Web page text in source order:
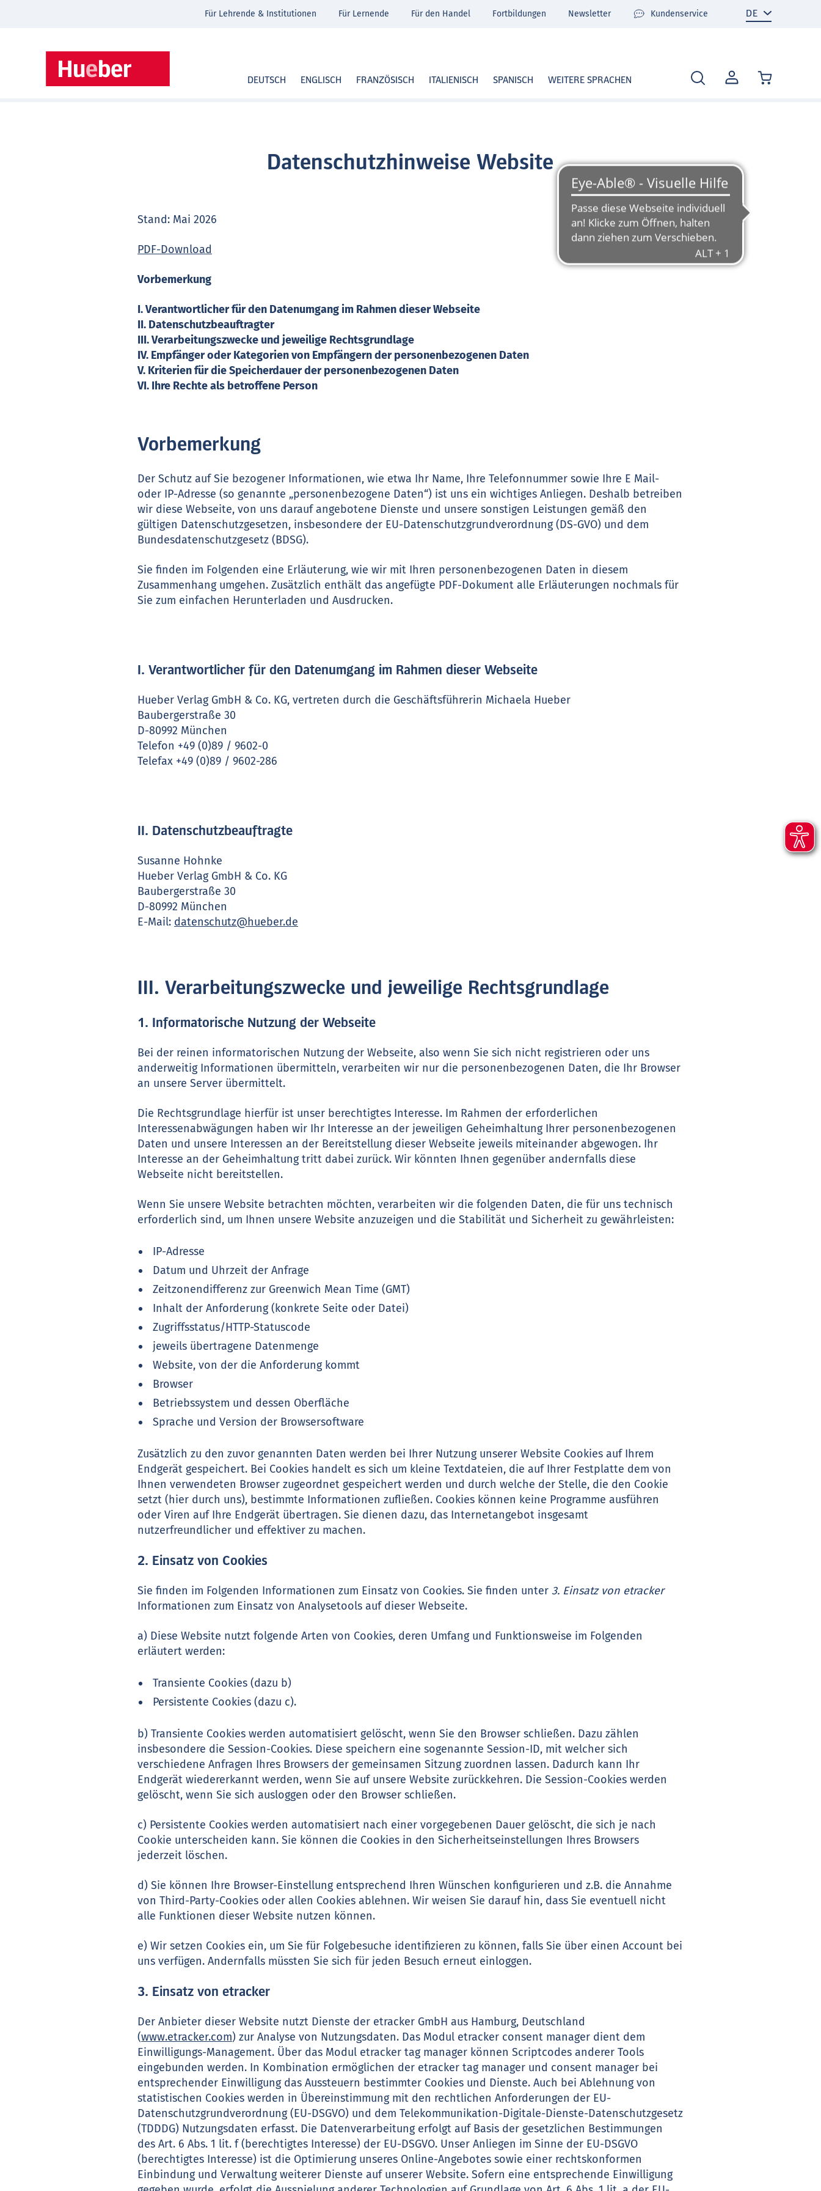
MEIN
KONTO
DEUTSCH ENGLISCH FRANZÖSISCH ITALIENISCH SPANISCH WEITERE SPRACHEN
Für Lehrende & Institutionen Für Lernende Für den Handel Fortbildungen Newsletter Kundenservice
Datenschutzhinweise Website
Stand: Mai 2026
PDF-Download
Vorbemerkung
I. Verantwortlicher für den Datenumgang im Rahmen dieser Webseite
II. Datenschutzbeauftragter
III. Verarbeitungszwecke und jeweilige Rechtsgrundlage
IV. Empfänger oder Kategorien von Empfängern der personenbezogenen Daten
V. Kriterien für die Speicherdauer der personenbezogenen Daten
VI. Ihre Rechte als betroffene Person
Vorbemerkung
Der Schutz auf Sie bezogener Informationen, wie etwa Ihr Name, Ihre Telefonnummer sowie Ihre E Mail-
oder IP-Adresse (so genannte „personenbezogene Daten“) ist uns ein wichtiges Anliegen. Deshalb betreiben
wir diese Webseite, von uns darauf angebotene Dienste und unsere sonstigen Leistungen gemäß den
gültigen Datenschutzgesetzen, insbesondere der EU-Datenschutzgrundverordnung (DS-GVO) und dem
Bundesdatenschutzgesetz (BDSG).
Sie finden im Folgenden eine Erläuterung, wie wir mit Ihren personenbezogenen Daten in diesem
Zusammenhang umgehen. Zusätzlich enthält das angefügte PDF-Dokument alle Erläuterungen nochmals für
Sie zum einfachen Herunterladen und Ausdrucken.
I. Verantwortlicher für den Datenumgang im Rahmen dieser Webseite
Hueber Verlag GmbH & Co. KG, vertreten durch die Geschäftsführerin Michaela Hueber
Baubergerstraße 30
D-80992 München
Telefon +49 (0)89 / 9602-0
Telefax +49 (0)89 / 9602-286
II. Datenschutzbeauftragte
Susanne Hohnke
Hueber Verlag GmbH & Co. KG
Baubergerstraße 30
D-80992 München
E-Mail: datenschutz@hueber.de
III. Verarbeitungszwecke und jeweilige Rechtsgrundlage
1. Informatorische Nutzung der Webseite
Bei der reinen informatorischen Nutzung der Webseite, also wenn Sie sich nicht registrieren oder uns
anderweitig Informationen übermitteln, verarbeiten wir nur die personenbezogenen Daten, die Ihr Browser
an unsere Server übermittelt.
Die Rechtsgrundlage hierfür ist unser berechtigtes Interesse. Im Rahmen der erforderlichen
Interessenabwägungen haben wir Ihr Interesse an der jeweiligen Geheimhaltung Ihrer personenbezogenen
Daten und unsere Interessen an der Bereitstellung dieser Webseite jeweils miteinander abgewogen. Ihr
Interesse an der Geheimhaltung tritt dabei zurück. Wir könnten Ihnen gegenüber andernfalls diese
Webseite nicht bereitstellen.
Wenn Sie unsere Website betrachten möchten, verarbeiten wir die folgenden Daten, die für uns technisch
erforderlich sind, um Ihnen unsere Website anzuzeigen und die Stabilität und Sicherheit zu gewährleisten:
IP-Adresse
Datum und Uhrzeit der Anfrage
Zeitzonendifferenz zur Greenwich Mean Time (GMT)
Inhalt der Anforderung (konkrete Seite oder Datei)
Zugriffsstatus/HTTP-Statuscode
jeweils übertragene Datenmenge
Website, von der die Anforderung kommt
Browser
Betriebssystem und dessen Oberfläche
Sprache und Version der Browsersoftware
Zusätzlich zu den zuvor genannten Daten werden bei Ihrer Nutzung unserer Website Cookies auf Ihrem
Endgerät gespeichert. Bei Cookies handelt es sich um kleine Textdateien, die auf Ihrer Festplatte dem von
Ihnen verwendeten Browser zugeordnet gespeichert werden und durch welche der Stelle, die den Cookie
setzt (hier durch uns), bestimmte Informationen zufließen. Cookies können keine Programme ausführen
oder Viren auf Ihre Endgerät übertragen. Sie dienen dazu, das Internetangebot insgesamt
nutzerfreundlicher und effektiver zu machen.
2. Einsatz von Cookies
Sie finden im Folgenden Informationen zum Einsatz von Cookies. Sie finden unter3. Einsatz von etracker
Informationen zum Einsatz von Analysetools auf dieser Webseite.
a) Diese Website nutzt folgende Arten von Cookies, deren Umfang und Funktionsweise im Folgenden
erläutert werden:
Transiente Cookies (dazu b)
Persistente Cookies (dazu c).
b) Transiente Cookies werden automatisiert gelöscht, wenn Sie den Browser schließen. Dazu zählen
insbesondere die Session-Cookies. Diese speichern eine sogenannte Session-ID, mit welcher sich
verschiedene Anfragen Ihres Browsers der gemeinsamen Sitzung zuordnen lassen. Dadurch kann Ihr
Endgerät wiedererkannt werden, wenn Sie auf unsere Website zurückkehren. Die Session-Cookies werden
gelöscht, wenn Sie sich ausloggen oder den Browser schließen.
c) Persistente Cookies werden automatisiert nach einer vorgegebenen Dauer gelöscht, die sich je nach
Cookie unterscheiden kann. Sie können die Cookies in den Sicherheitseinstellungen Ihres Browsers
jederzeit löschen.
d) Sie können Ihre Browser-Einstellung entsprechend Ihren Wünschen konfigurieren und z.B. die Annahme
von Third-Party-Cookies oder allen Cookies ablehnen. Wir weisen Sie darauf hin, dass Sie eventuell nicht
alle Funktionen dieser Website nutzen können.
e) Wir setzen Cookies ein, um Sie für Folgebesuche identifizieren zu können, falls Sie über einen Account bei
uns verfügen. Andernfalls müssten Sie sich für jeden Besuch erneut einloggen.
3. Einsatz von etracker
Der Anbieter dieser Website nutzt Dienste der etracker GmbH aus Hamburg, Deutschland
(www.etracker.com) zur Analyse von Nutzungsdaten. Das Modul etracker consent manager dient dem
Einwilligungs-Management. Über das Modul etracker tag manager können Scriptcodes anderer Tools
eingebunden werden. In Kombination ermöglichen der etracker tag manager und consent manager bei
entsprechender Einwilligung das Aussteuern bestimmter Cookies und Dienste. Auch bei Ablehnung von
statistischen Cookies werden in Übereinstimmung mit den rechtlichen Anforderungen der EU-
Datenschutzgrundverordnung (EU-DSGVO) und dem Telekommunikation-Digitale-Dienste-Datenschutzgesetz
(TDDDG) Nutzungsdaten erfasst. Die Datenverarbeitung erfolgt auf Basis der gesetzlichen Bestimmungen
des Art. 6 Abs. 1 lit. f (berechtigtes Interesse) der EU-DSGVO. Unser Anliegen im Sinne der EU-DSGVO
(berechtigtes Interesse) ist die Optimierung unseres Online-Angebotes sowie einer rechtskonformen
Einbindung und Verwaltung weiterer Dienste auf unserer Website. Sofern eine entsprechende Einwilligung